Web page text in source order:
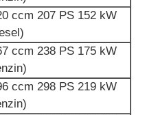
​​ccm 207 PS 152 kW
ccm 238 PS 175 kW
ccm 298 PS 219 kW